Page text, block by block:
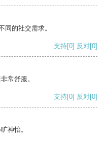
同的社交需求。
支持[0] 反对[0]
常舒服。
支持[0] 反对[0]
神怡。